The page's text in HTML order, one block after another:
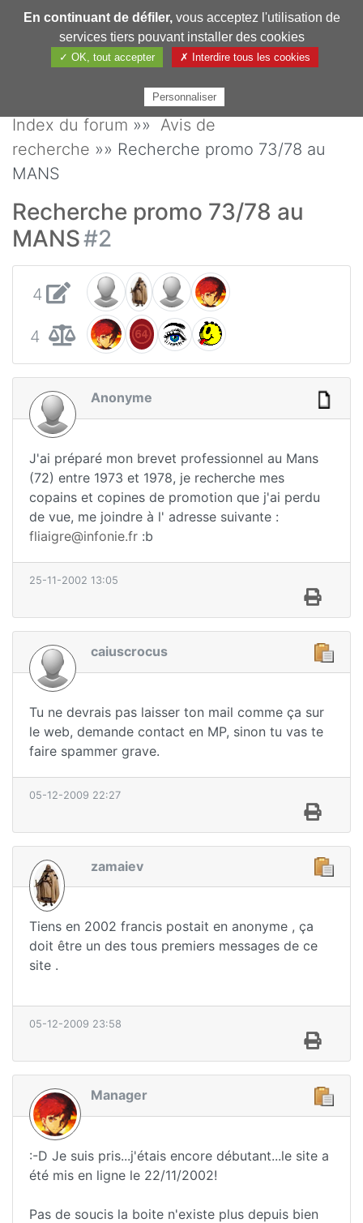
Pharmechange
Index du forum »» Avis de
recherche »» Recherche promo 73/78 au
MANS
Recherche promo 73/78 au
MANS#2
4
4
Anonyme
J'ai préparé mon brevet professionnel au Mans
(72) entre 1973 et 1978, je recherche mes
copains et copines de promotion que j'ai perdu
de vue, me joindre à l' adresse suivante :
fliaigre@infonie.fr :b
25-11-2002 13:05
caiuscrocus
Tu ne devrais pas laisser ton mail comme ça sur
le web, demande contact en MP, sinon tu vas te
faire spammer grave.
05-12-2009 22:27
zamaiev
Tiens en 2002 francis postait en anonyme , ça
doit être un des tous premiers messages de ce
site .
05-12-2009 23:58
Manager
:-D Je suis pris...j'étais encore débutant...le site a
été mis en ligne le 22/11/2002!
Pas de soucis la boite n'existe plus depuis bien
En continuant de défiler,vous acceptez l'utilisation de
services tiers pouvant installer des cookies
✓ OK, tout accepter ✗ Interdire tous les cookies
Personnaliser